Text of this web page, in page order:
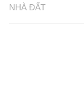
NHÀ ĐẤT